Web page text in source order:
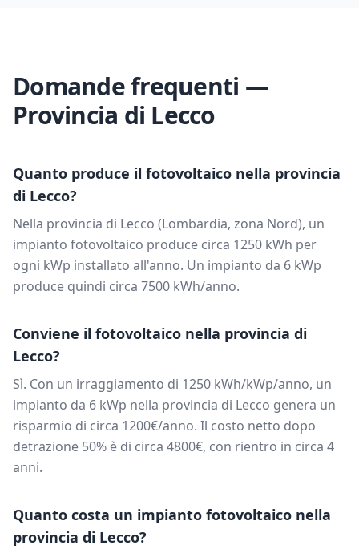
Domande frequenti —
Provincia di Lecco
Quanto produce il fotovoltaico nella provincia
di Lecco?
Nella provincia di Lecco (Lombardia, zona Nord), un
impianto fotovoltaico produce circa 1250 kWh per
ogni kWp installato all'anno. Un impianto da 6 kWp
produce quindi circa 7500 kWh/anno.
Conviene il fotovoltaico nella provincia di
Lecco?
Sì. Con un irraggiamento di 1250 kWh/kWp/anno, un
impianto da 6 kWp nella provincia di Lecco genera un
risparmio di circa 1200€/anno. Il costo netto dopo
detrazione 50% è di circa 4800€, con rientro in circa 4
anni.
Quanto costa un impianto fotovoltaico nella
provincia di Lecco?